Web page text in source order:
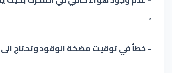
,
- خطأ في توقيت مضخة الوقود وتحتاج